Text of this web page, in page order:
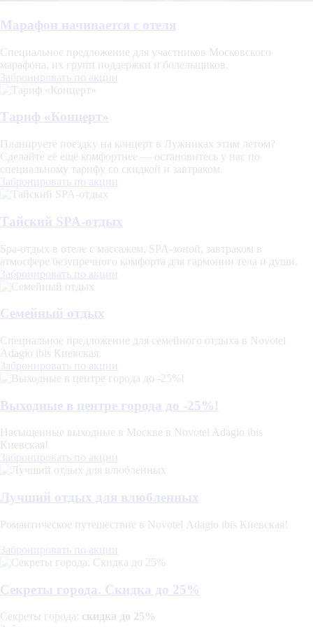
Марафон начинается с отеля
Специальное предложение для участников Московского
марафона, их групп поддержки и болельщиков.
Забронировать по акции
Тариф «Концерт»
Планируете поездку на концерт в Лужниках этим летом?
Сделайте её ещё комфортнее — остановитесь у нас по
специальному тарифу со скидкой и завтраком.
Забронировать по акции
Тайский SPA-отдых
Spa-отдых в отеле с массажем, SPA-зоной, завтраком в
атмосфере безупречного комфорта для гармонии тела и души.
Забронировать по акции
Семейный отдых
Специальное предложение для семейного отдыха в Novotel
Adagio ibis Киевская.
Забронировать по акции
Выходные в центре города до -25%!
Насыщенные выходные в Москве в Novotel Adagio ibis
Киевская!
Забронировать по акции
Лучший отдых для влюбленных
Романтическое путешествие в Novotel Adagio ibis Киевская!
Забронировать по акции
Секреты города. Скидка до 25%
Секреты города: скидка до 25%